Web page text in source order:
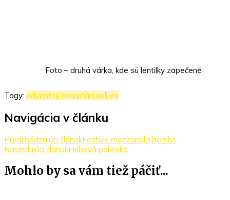
Foto – druhá várka, kde sú lentilky zapečené
Tagy: adventný receptárcookies
Navigácia v článku
Predchádzajúci článokFestive mozzarella bombs
Nasledujúci článokHríbová polievka
Mohlo by sa vám tiež páčiť...